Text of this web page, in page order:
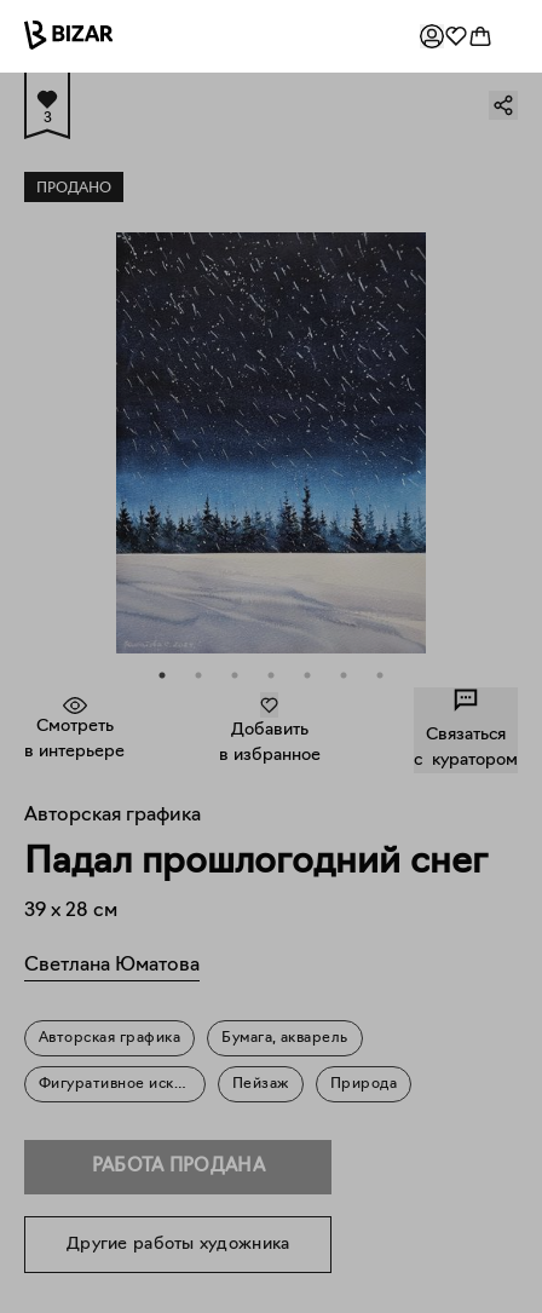
3
ПРОДАНО
Смотреть
в интерьере
Добавить
в избранное
Связаться
c куратором
Авторская графика
Падал прошлогодний снег
39 x 28 см
Светлана Юматова
Авторская графика Бумага, акварель
Фигуративное искусство Пейзаж Природа
РАБОТА ПРОДАНА
Другие работы художника